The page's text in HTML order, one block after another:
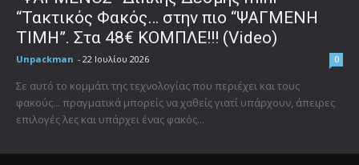
“Τακτικός Φακός… στην πιο “ΨΑΓΜΕΝΗ
ΤΙΜΗ”. Στα 48€ ΚΟΜΠΛΕ!!! (Video)
Unpackman - 22 Ιουλίου 2026 0
Σε αυτό το κομμάτι της τεχνολογίας που περιέχει και τους
φακούς... πραγματικά μπορείς να χαθείς γιατί υπάρχουν, άπειρες
επιλογές λες και υπάρχει ένας φακός...